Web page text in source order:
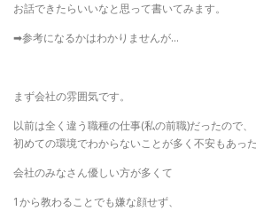
お話できたらいいなと思って書いてみます。
➡参考になるかはわかりませんが…
まず会社の雰囲気です。
以前は全く違う職種の仕事(私の前職)だったので、
初めての環境でわからないことが多く不安もあっ
会社のみなさん優しい方が多くて
1から教わることでも嫌な顔せず、